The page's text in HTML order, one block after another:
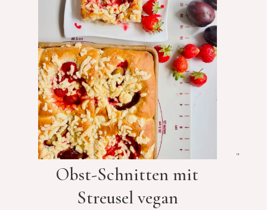
Obst-Schnitten mit
Streusel vegan
"